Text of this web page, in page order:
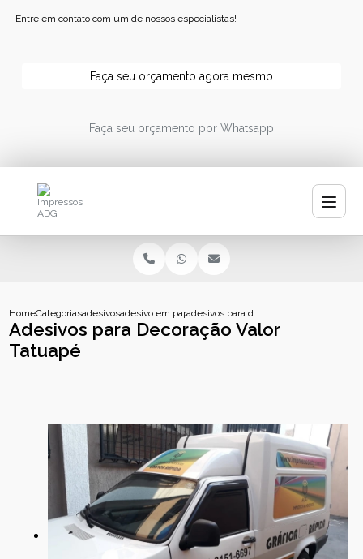
Entre em contato com um de nossos especialistas!
Faça seu orçamento agora mesmo
Faça seu orçamento por Whatsapp
HomeCategoriasadesivosadesivo em papeladesivos para decoracao valor tatuape
Adesivos para Decoração Valor
Tatuapé